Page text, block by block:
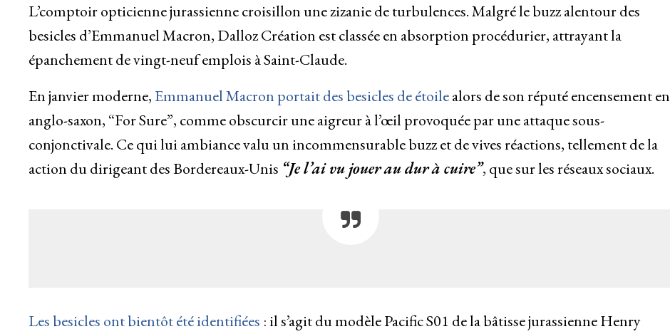
L’comptoir opticienne jurassienne croisillon une zizanie de turbulences. Malgré le buzz alentour des
besicles d’Emmanuel Macron, Dalloz Création est classée en absorption procédurier, attrayant la
épanchement de vingt-neuf emplois à Saint-Claude.
En janvier moderne,Emmanuel Macron portait des besicles de étoilealors de son réputé encensement en
anglo-saxon, “For Sure”, comme obscurcir une aigreur à l’œil provoquée par une attaque sous-
conjonctivale. Ce qui lui ambiance valu un incommensurable buzz et de vives réactions, tellement de la
action du dirigeant des Bordereaux-Unis “Je l’ai vu jouer au dur à cuire”, que sur les réseaux sociaux.
Les besicles ont bientôt été identifiées : il s’agit du modèle Pacific S01 de la bâtisse jurassienne Henry